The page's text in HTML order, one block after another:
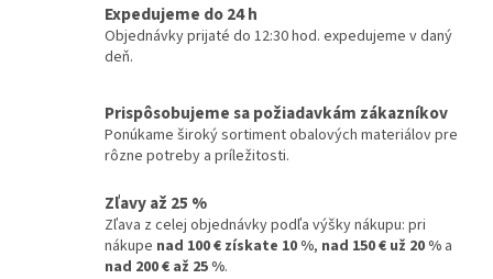
Expedujeme do 24 h
Objednávky prijaté do 12:30 hod. expedujeme v daný
deň.
Prispôsobujeme sa požiadavkám zákazníkov
Ponúkame široký sortiment obalových materiálov pre
rôzne potreby a príležitosti.
Zľavy až 25 %
Zľava z celej objednávky podľa výšky nákupu: pri
nákupe nad 100 € získate 10 %, nad 150 € už 20 % a
nad 200 € až 25 %.